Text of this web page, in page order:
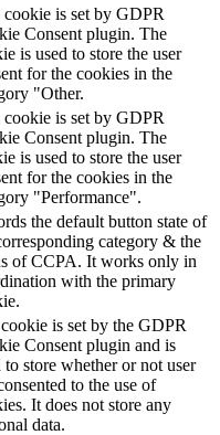
is set by GDPR
Consent plugin. The
is used to store the user
for the cookies in the
"Other.
is set by GDPR
Consent plugin. The
is used to store the user
for the cookies in the
"Performance".
the default button state of
category & the
of CCPA. It works only in
with the primary
is set by the GDPR
Consent plugin and is
to store whether or not user
to the use of
It does not store any
data.